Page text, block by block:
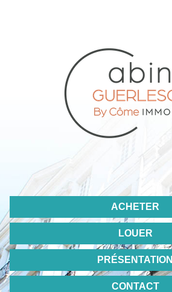
ACHETER
LOUER
PRÉSENTATION
CONTACT